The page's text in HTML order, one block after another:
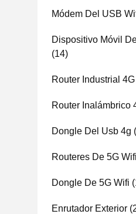
Módem Del USB
Dispositivo Móvil
(14)
Router Industrial 4G
Router Inalámbrico
Dongle Del Usb 4g
Routeres De 5G Wifi
Dongle De 5G Wifi
Enrutador Exterior